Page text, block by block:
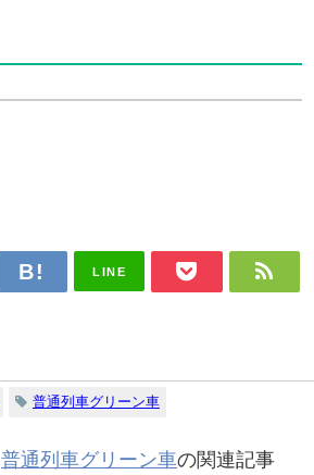
LINE
普通列車グリーン車
普通列車グリーン車の関連記事